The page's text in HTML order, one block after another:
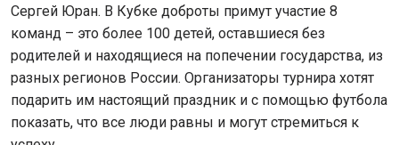
Сергей Юран. В Кубке доброты примут участие 8
команд – это более 100 детей, оставшиеся без
родителей и находящиеся на попечении государства, из
разных регионов России. Организаторы турнира хотят
подарить им настоящий праздник и с помощью футбола
показать, что все люди равны и могут стремиться к